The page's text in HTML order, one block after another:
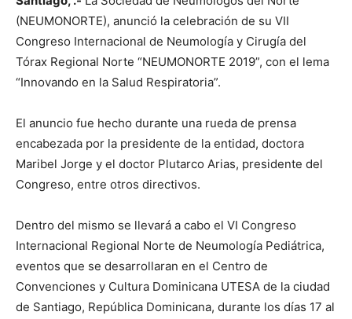
(NEUMONORTE), anunció la celebración de su VII
Congreso Internacional de Neumología y Cirugía del
Tórax Regional Norte “NEUMONORTE 2019”, con el lema
“Innovando en la Salud Respiratoria”.
El anuncio fue hecho durante una rueda de prensa
encabezada por la presidente de la entidad, doctora
Maribel Jorge y el doctor Plutarco Arias, presidente del
Congreso, entre otros directivos.
Dentro del mismo se llevará a cabo el VI Congreso
Internacional Regional Norte de Neumología Pediátrica,
eventos que se desarrollaran en el Centro de
Convenciones y Cultura Dominicana UTESA de la ciudad
de Santiago, República Dominicana, durante los días 17 al